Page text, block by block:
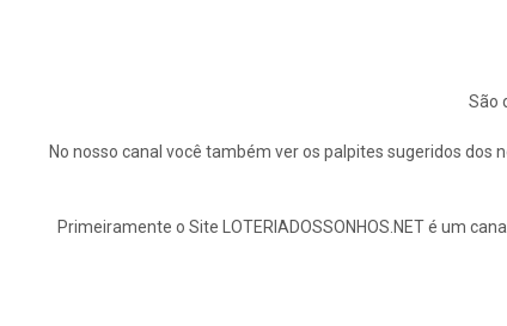
São
No nosso canal você também ver os palpites sugeridos
Primeiramente o Site LOTERIADOSSONHOS.NET é um